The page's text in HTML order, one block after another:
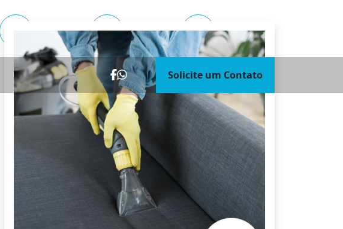
(11) 3862-1641
(11) 3879-2700
0800 775 0888
Solicite um Contato
Unidade Mont’Serrat